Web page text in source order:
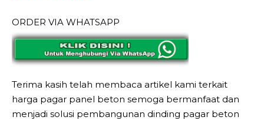
ORDER VIA WHATSAPP
Terima kasih telah membaca artikel kami terkait
harga pagar panel beton semoga bermanfaat dan
menjadi solusi pembangunan dinding pagar beton